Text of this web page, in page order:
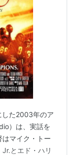
キャンプ
） 出演
） 出演
出演
農場を救え！
ズ（2003） 出演
演
した2003年のア
）は、実話を
はマイク・トー
とエド・ハリ